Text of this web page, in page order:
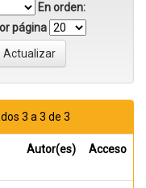
En orden:
página
3 a 3 de 3
Autor(es) Acceso